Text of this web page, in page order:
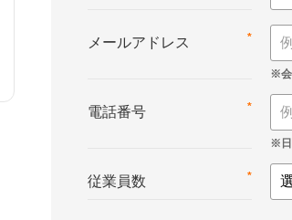
*
メールアドレス
*
電話番号
*
従業員数